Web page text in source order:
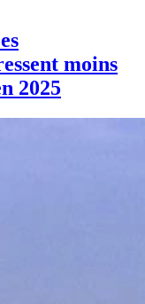
moins
2025